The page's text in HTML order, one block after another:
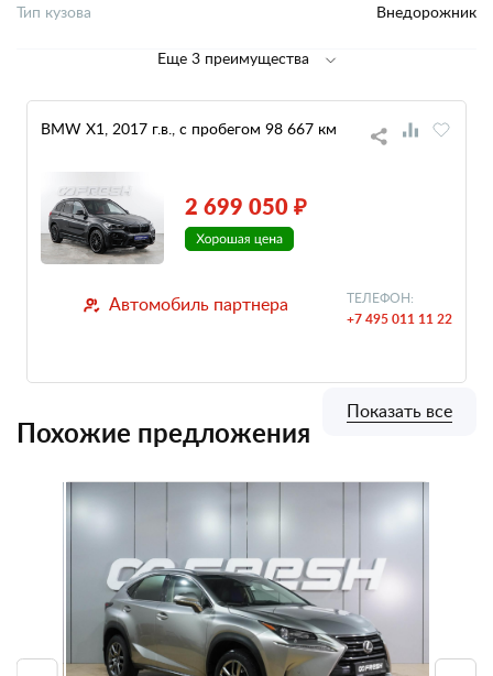
Тип кузова Внедорожник
Еще 3 преимущества
BMW X1, 2017 г.в., с пробегом 98 667 км
2 699 050 ₽
Автомобиль партнера ТЕЛЕФОН:
+7 495 011 11 22
Похожие предложения
Показать все